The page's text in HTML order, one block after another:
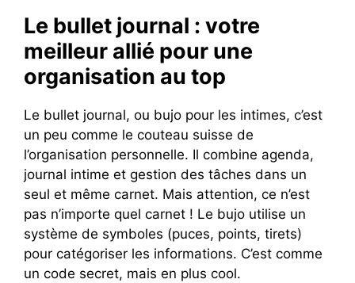
Le bullet journal : votre
meilleur allié pour une
organisation au top
Le bullet journal, ou bujo pour les intimes, c’est
un peu comme le couteau suisse de
l’organisation personnelle. Il combine agenda,
journal intime et gestion des tâches dans un
seul et même carnet. Mais attention, ce n’est
pas n’importe quel carnet ! Le bujo utilise un
système de symboles (puces, points, tirets)
pour catégoriser les informations. C’est comme
un code secret, mais en plus cool.